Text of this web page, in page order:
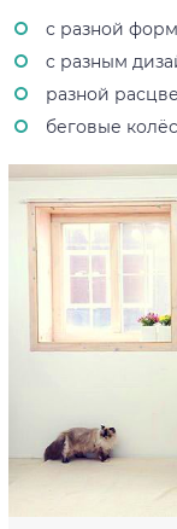
с разной
c разным
разной
беговые